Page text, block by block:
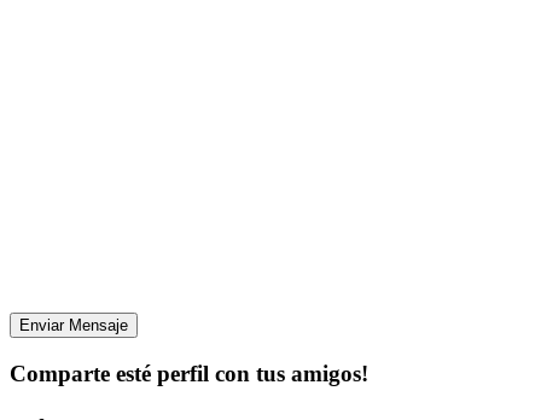
Enviar Mensaje
Comparte esté perfil con tus amigos!